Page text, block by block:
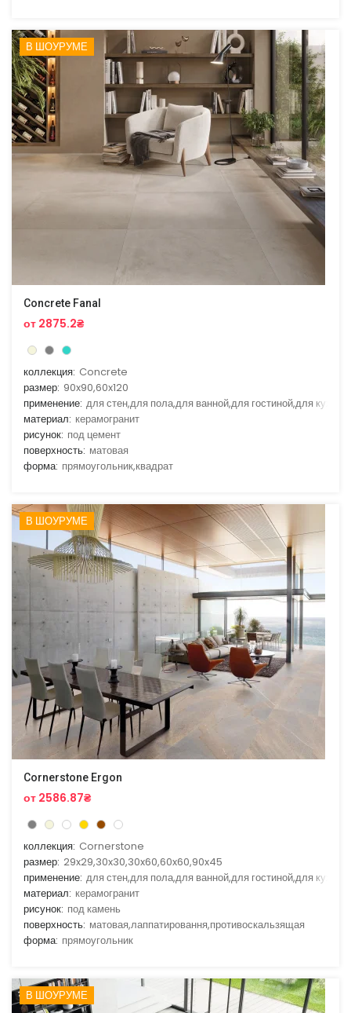
В ШОУРУМЕ
Concrete Fanal
от 2875.2₴
коллекция: Concrete
размер: 90x90,60x120
применение: для стен,для пола,для ванной,для гостиной,для кухни
материал: керамогранит
рисунок: под цемент
поверхность: матовая
форма: прямоугольник,квадрат
В ШОУРУМЕ
Cornerstone Ergon
от 2586.87₴
коллекция: Cornerstone
размер: 29x29,30x30,30x60,60x60,90x45
применение: для стен,для пола,для ванной,для гостиной,для кухни
материал: керамогранит
рисунок: под камень
поверхность: матовая,лаппатировання,противоскальзящая
форма: прямоугольник
В ШОУРУМЕ